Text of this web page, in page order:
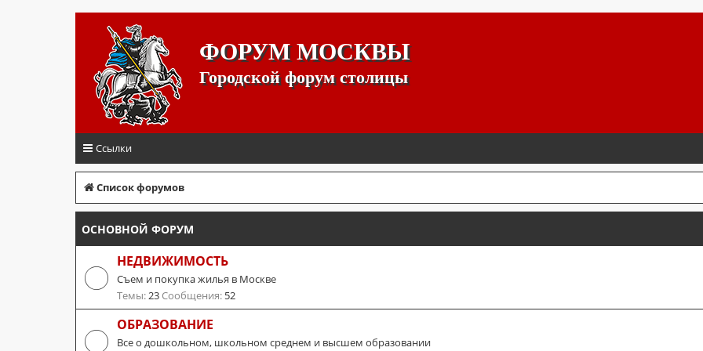
ФОРУМ МОСКВЫ
Городской форум столицы
Ссылки
Список форумов
ОСНОВНОЙ ФОРУМ
НЕДВИЖИМОСТЬ
Съем и покупка жилья в Москве
Темы:23 Сообщения: 52
ОБРАЗОВАНИЕ
Все о дошкольном, школьном среднем и высшем образовании